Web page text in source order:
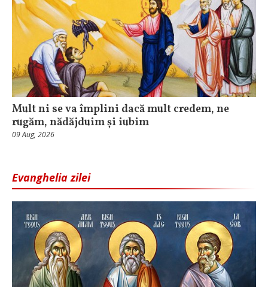
Mult ni se va împlini dacă mult credem, ne
rugăm, nădăjduim și iubim
09 Aug, 2026
Evanghelia zilei